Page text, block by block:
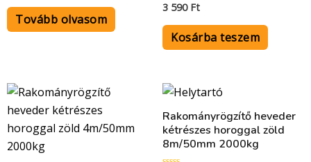
/
Tovább olvasom
Értékelés:
/
3 590 Ft
Kosárba teszem
Rakományrögzítő heveder
kétrészes horoggal zöld
8m/50mm 2000kg